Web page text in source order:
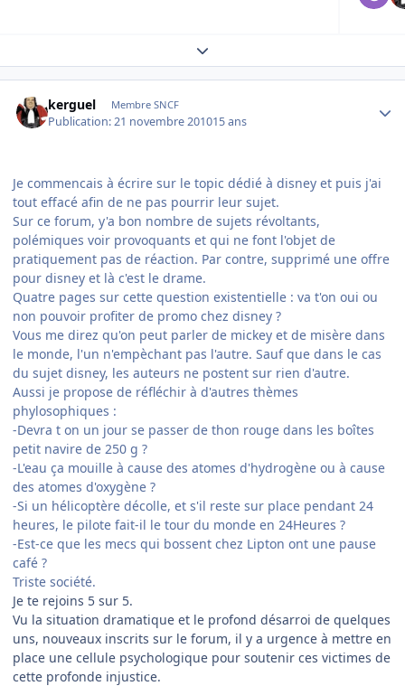
Expand topic overview
kerguel Membre SNCF
Publication:21 novembre 201015 ans
Je commencais à écrire sur le topic dédié à disney et puis j'ai
tout effacé afin de ne pas pourrir leur sujet.
Sur ce forum, y'a bon nombre de sujets révoltants,
polémiques voir provoquants et qui ne font l'objet de
pratiquement pas de réaction. Par contre, supprimé une offre
pour disney et là c'est le drame.
Quatre pages sur cette question existentielle : va t'on oui ou
non pouvoir profiter de promo chez disney ?
Vous me direz qu'on peut parler de mickey et de misère dans
le monde, l'un n'empèchant pas l'autre. Sauf que dans le cas
du sujet disney, les auteurs ne postent sur rien d'autre.
Aussi je propose de réfléchir à d'autres thèmes
phylosophiques :
-Devra t on un jour se passer de thon rouge dans les boîtes
petit navire de 250 g ?
-L'eau ça mouille à cause des atomes d'hydrogène ou à cause
des atomes d'oxygène ?
-Si un hélicoptère décolle, et s'il reste sur place pendant 24
heures, le pilote fait-il le tour du monde en 24Heures ?
-Est-ce que les mecs qui bossent chez Lipton ont une pause
café ?
Triste société.
Je te rejoins 5 sur 5.
Vu la situation dramatique et le profond désarroi de quelques
uns, nouveaux inscrits sur le forum, il y a urgence à mettre en
place une cellule psychologique pour soutenir ces victimes de
cette profonde injustice.